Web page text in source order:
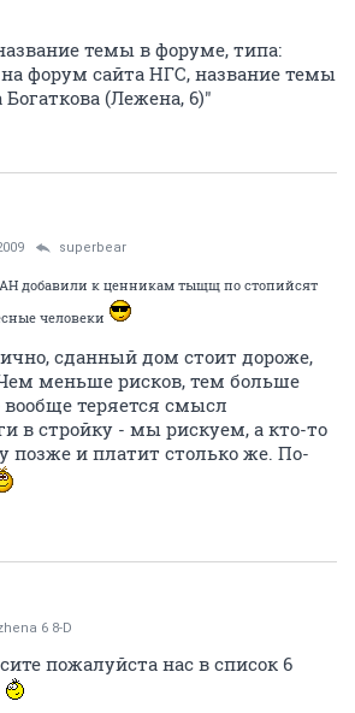
темы в форуме, типа:
форум сайта НГС, название темы
(Лежена, 6)"
superbear
добавили к ценникам тыщщ по стопийсят
человеки
сданный дом стоит дороже,
меньше рисков, тем больше
теряется смысл
в стройку - мы рискуем, а кто-то
позже и платит столько же. По-
6 8-D
пожалуйста нас в список 6